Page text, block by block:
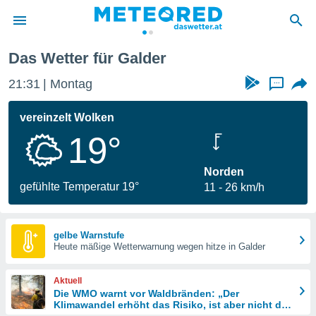
wurde
dass
sind.
diese
Das Wetter für Galder
21:31 Montag ...
vereinzelt Wolken
19°
gefühlte Temperatur 19°
Norden
11
26 km/h
gelbe Warnstufe
Heute mäßige Wetterwarnung wegen hitze in Galder
Aktuell
Die WMO warnt vor Waldbränden: „Der
Klimawandel erhöht das Risiko, ist aber nicht die